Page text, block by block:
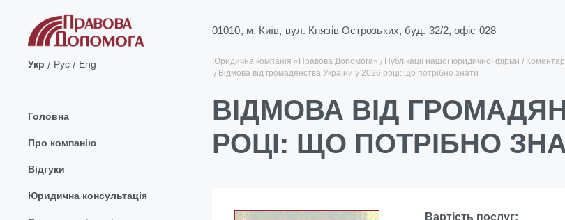
01010, м. Київ, вул. Князів Острозьких, буд. 32/2, офіс 028
Укр Рус Eng
Головна
Про компанію
Відгуки
Юридична консультація
Юридична компанія «Правова Допомога» Публікації нашої юридичної фірми
Відмова від громадянства України у 2026 році: що потрібно знати
ВІДМОВА ВІД
РОЦІ: ЩО ПОТРІБНО
Вартість послуг: